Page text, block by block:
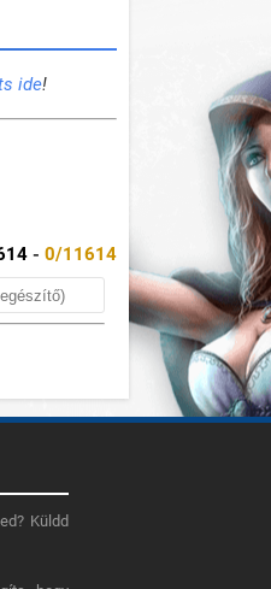
ide!
- 0/11614
Küldd